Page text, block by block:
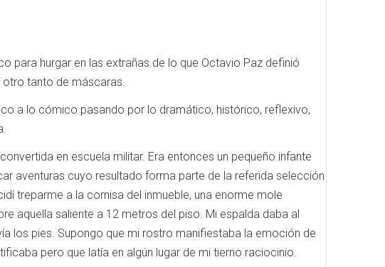
para hurgar en las extrañas de lo que Octavio Paz definió
tanto de máscaras.
a lo cómico pasando por lo dramático, histórico, reflexivo,
en escuela militar. Era entonces un pequeño infante
aventuras cuyo resultado forma parte de la referida selección
treparme a la cornisa del inmueble, una enorme mole
aquella saliente a 12 metros del piso. Mi espalda daba al
los pies. Supongo que mi rostro manifiestaba la emoción de
pero que latía en algún lugar de mi tierno raciocinio.